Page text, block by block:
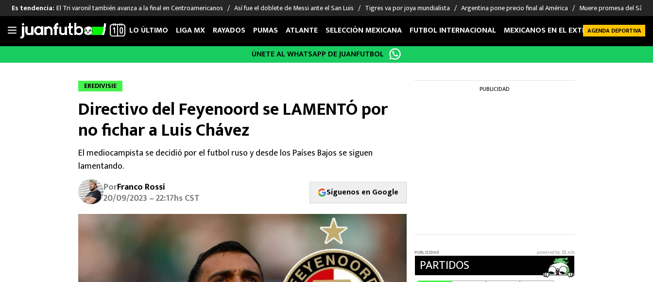
Saltar
Es tendencia: El Tri varonil también avanza a la final en Centroamericanos Así fue el doblete de Messi ante el San Luis Tigres va por joya mundialista Argentina pone precio final al América Muere promesa del São
LIGA MX
Chivas de Guadalajara
FUT INTERNACIONAL
Las Noticias
Selección Mexicana
Champions League
Europa League
Real Madrid
Barcelona
MEXICANOS EN EL EXTRANJERO
Memo Ochoa
Chino Huerta
Edson Álvarez
Santiago Giménez
FIGURAS
Sergio Ramos
Giorgos Giakoumakis
DEPORTES
Boxeo
LO ÚLTIMO LIGA MX RAYADOS PUMAS ATLANTE SELECCIÓN MEXICANA FUTBOL INTERNACIONAL MEXICANOS EN EL EXTRANJERO FUTBOL
AGENDA DEPORTIVA
ÚNETE AL WHATSAPP DE JUANFUTBOL
EREDIVISIE
Directivo del Feyenoord se LAMENTÓ por
no fichar a Luis Chávez
El mediocampista se decidió por el futbol ruso y desde los Países Bajos se siguen
lamentando.
PorFranco Rossi
20/09/2023 – 22:17hs CST Síguenos en Google
PUBLICIDAD